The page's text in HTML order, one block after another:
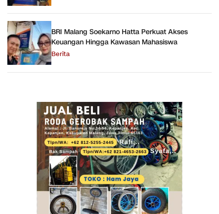
BRI Malang Soekarno Hatta Perkuat Akses
Keuangan Hingga Kawasan Mahasiswa
Berita